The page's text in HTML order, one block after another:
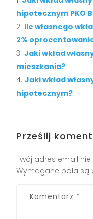
hipotecznym PKO
Ile własnego
2%
Jaki wkład
mieszkania?
Jaki wkład
hipotecznym?
Prześlij
Twój adres email
Wymagane pola są